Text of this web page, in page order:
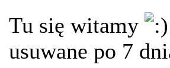
Tu się witamy
usuwane po 7